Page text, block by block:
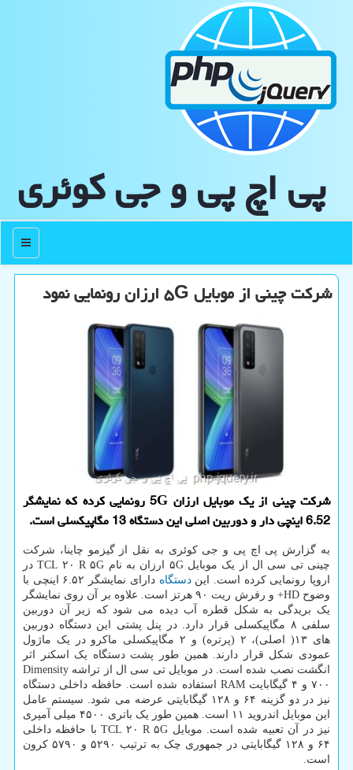
پی اچ پی و جی كوئری
منو
شرکت چینی از موبایل ۵G ارزان رونمایی نمود
شرکت چینی از یک موبایل ارزان 5G رونمایی کرده که نمایشگر
6.52 اینچی دار و دوربین اصلی این دستگاه 13 مگاپیکسلی است.
به گزارش پی اچ پی و جی کوئری به نقل از گیزمو چاینا، شرکت
چینی تی سی ال از یک موبایل ۵G ارزان به نام TCL ۲۰ R ۵G در
اروپا رونمایی کرده است. ایندستگاه
دارای نمایشگر ۶.۵۲ اینچی با
وضوح HD+ و رفرش ریت ۹۰ هرتز است. علاوه بر آن روی نمایشگر
یک بریدگی به شکل قطره آب دیده می شود که زیر آن دوربین
سلفی ۸ مگاپیکسلی قرار دارد. در پنل پشتی این دستگاه دوربین
های ۱۳( اصلی)، ۲ (پرتره) و ۲ مگاپیکسلی ماکرو در یک ماژول
عمودی شکل قرار دارند. همین طور پشت دستگاه یک اسکنر اثر
انگشت نصب شده است. در موبایل تی سی ال از تراشه Dimensity
۷۰۰ و ۴ گیگابایت RAM استفاده شده است. حافظه داخلی دستگاه
نیز در دو گزینه ۶۴ و ۱۲۸ گیگابایتی عرضه می شود. سیستم عامل
این موبایل اندروید ۱۱ است. همین طور یک باتری ۴۵۰۰ میلی آمپری
نیز در آن تعبیه شده است. موبایل TCL ۲۰ R ۵G با حافظه داخلی
۶۴ و ۱۲۸ گیگابایتی در جمهوری چک به ترتیب ۵۲۹۰ و ۵۷۹۰ کرون
است.